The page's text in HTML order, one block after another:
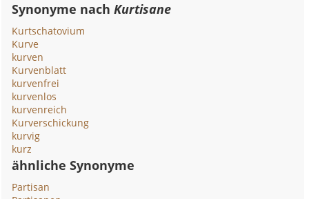
Synonyme nachKurtisane
Kurtschatovium
Kurve
kurven
Kurvenblatt
kurvenfrei
kurvenlos
kurvenreich
Kurverschickung
kurvig
kurz
ähnliche Synonyme
Partisan